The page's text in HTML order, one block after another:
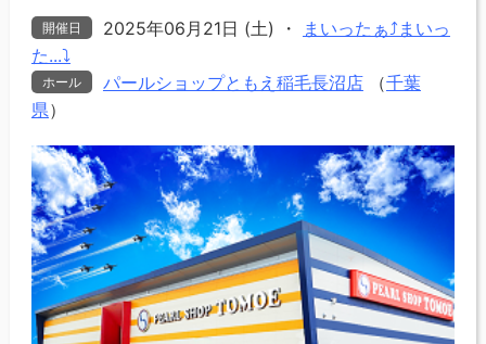
開催日 2025年06月21日 (土) ・
まいったぁ⤴まいっ
た...⤵
ホール パールショップともえ稲毛長沼店（千葉
県）